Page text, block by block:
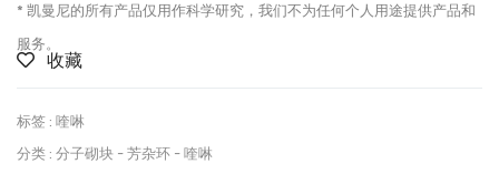
* 凯曼尼的所有产品仅用作科学研究，我们不为任何个人用途提供产品和
服务。
收藏
标签 : 喹啉
分类 : 分子砌块 - 芳杂环 - 喹啉